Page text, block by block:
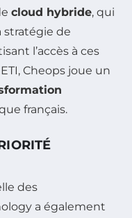
cloud hybride, qui
stratégie de
l’accès à ces
Cheops joue un
français.
des
a également